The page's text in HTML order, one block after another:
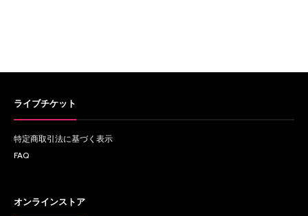
ライブチケット
特定商取引法に基づく表示
FAQ
オンラインストア